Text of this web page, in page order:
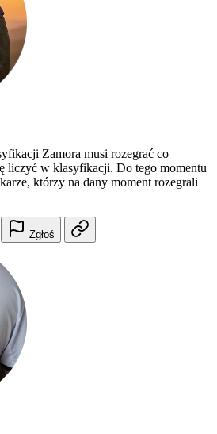
Zamora musi rozegrać co
liczyć w klasyfikacji. Do tego momentu
którzy na dany moment rozegrali
Zgłoś